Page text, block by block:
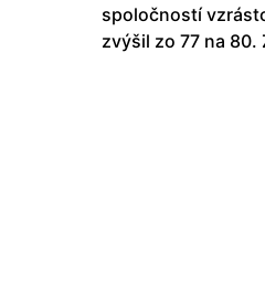
spoločností
zvýšil zo 77 na